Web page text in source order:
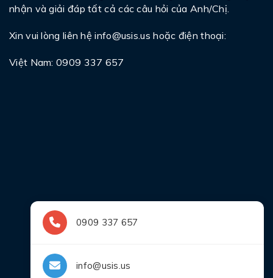
nhận và giải đáp tất cả các câu hỏi của Anh/Chị.
Xin vui lòng liên hệinfo@usis.us hoặc điện thoại:
Việt Nam: 0909 337 657
0909 337 657
info@usis.us